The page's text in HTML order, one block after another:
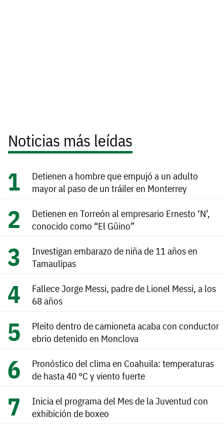
Noticias más leídas
Detienen a hombre que empujó a un adulto
mayor al paso de un tráiler en Monterrey
Detienen en Torreón al empresario Ernesto ‘N’,
conocido como “El Güino”
Investigan embarazo de niña de 11 años en
Tamaulipas
Fallece Jorge Messi, padre de Lionel Messi, a los
68 años
Pleito dentro de camioneta acaba con conductor
ebrio detenido en Monclova
Pronóstico del clima en Coahuila: temperaturas
de hasta 40 °C y viento fuerte
Inicia el programa del Mes de la Juventud con
exhibición de boxeo